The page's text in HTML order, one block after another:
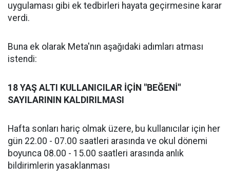
uygulaması gibi ek tedbirleri hayata geçirmesine karar
verdi.
Buna ek olarak Meta'nın aşağıdaki adımları atması
istendi:
18 YAŞ ALTI KULLANICILAR İÇİN "BEĞENİ"
SAYILARININ KALDIRILMASI
Hafta sonları hariç olmak üzere, bu kullanıcılar için her
gün 22.00 - 07.00 saatleri arasında ve okul dönemi
boyunca 08.00 - 15.00 saatleri arasında anlık
bildirimlerin yasaklanması